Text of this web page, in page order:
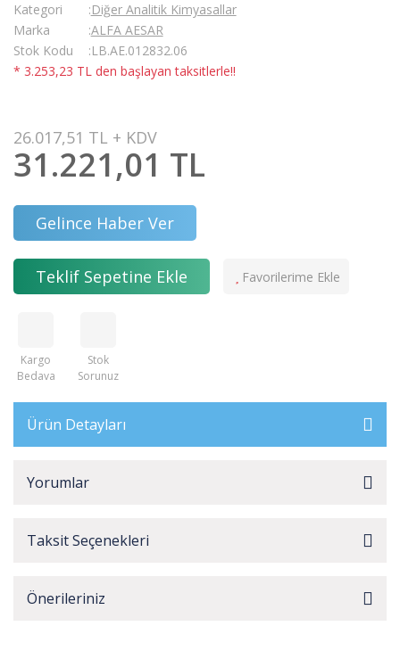
Kategori
Diğer Analitik Kimyasallar
Marka
ALFA AESAR
Stok Kodu
LB.AE.012832.06
* 3.253,23 TL den başlayan taksitlerle!!
26.017,51 TL + KDV
31.221,01 TL
Gelince Haber Ver
Teklif Sepetine Ekle
Kargo
Bedava
Stok
Sorunuz
Ürün Detayları
Yorumlar
Taksit Seçenekleri
Önerileriniz